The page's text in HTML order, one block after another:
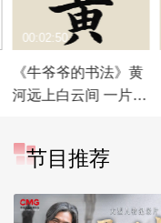
《牛爷爷的书法》黄
河远上白云间 一片孤
学写“黄”
00:02:50
节目推荐